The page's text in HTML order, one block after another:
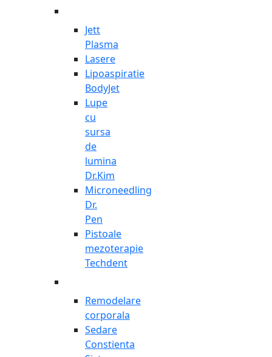
Jett
Plasma
Lasere
Lipoaspiratie
BodyJet
Lupe
cu
sursa
de
lumina
Dr.Kim
Microneedling
Dr.
Pen
Pistoale
mezoterapie
Techdent
Remodelare
corporala
Sedare
Constienta